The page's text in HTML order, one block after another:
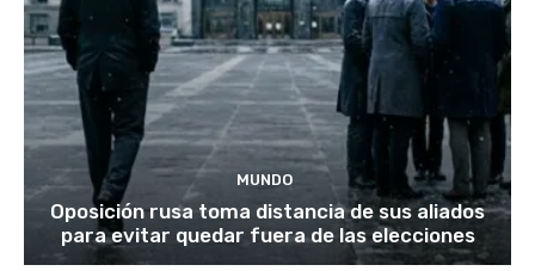
MUNDO
Oposición rusa toma distancia de sus aliados
para evitar quedar fuera de las elecciones